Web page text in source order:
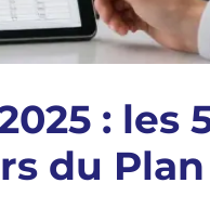
: les
du Plan